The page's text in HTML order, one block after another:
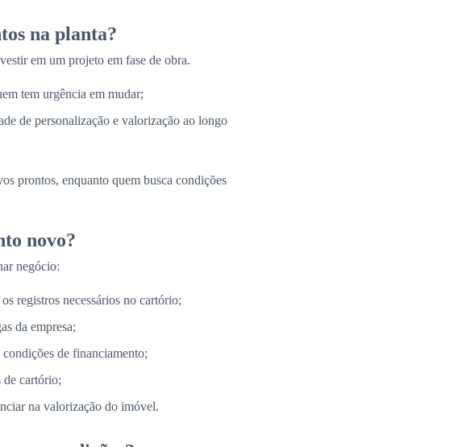
na planta?
em um projeto em fase de obra.
tem urgência em mudar;
de personalização e valorização ao longo
prontos, enquanto quem busca condições
novo?
negócio:
registros necessários no cartório;
da empresa;
de financiamento;
de cartório;
na valorização do imóvel.